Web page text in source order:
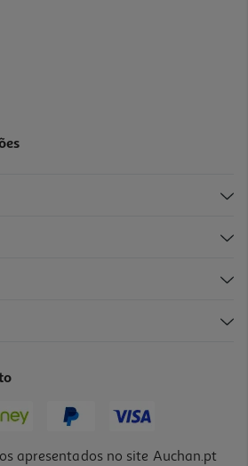
4k0u4ne#se1
apresentados no site Auchan.pt